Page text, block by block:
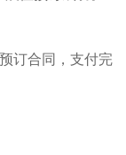
订合同，支付完